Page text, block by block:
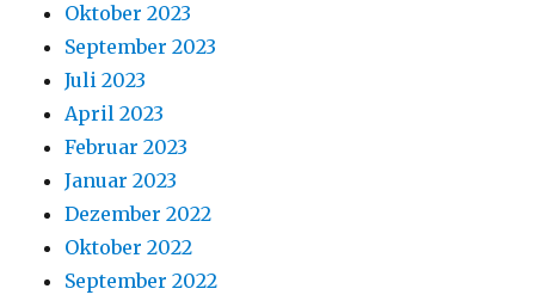
Oktober 2023
September 2023
Juli 2023
April 2023
Februar 2023
Januar 2023
Dezember 2022
Oktober 2022
September 2022